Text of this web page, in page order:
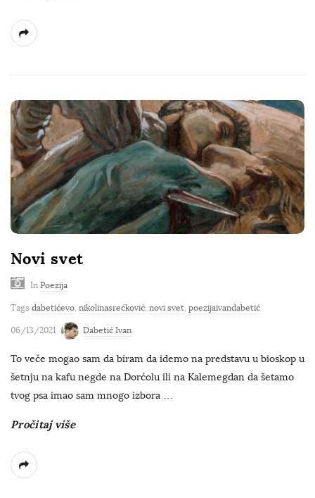
Novi svet
In Poezija
Tags dabetićevo nikolinasrećković novi svet poezijaivandabetić
06/13/2021 Dabetić Ivan
To veče mogao sam da biram da idemo na predstavu u bioskop u
šetnju na kafu negde na Dorćolu ili na Kalemegdan da šetamo
tvog psa imao sam mnogo izbora …
Pročitaj više